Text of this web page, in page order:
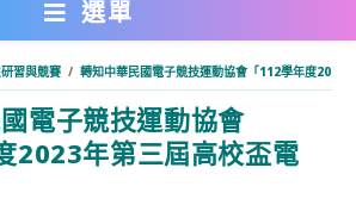
選單
習與競賽 / 轉知中華民國電子競技運動協會「112學年度2023
電子競技運動協會
2023年第三屆高校盃電